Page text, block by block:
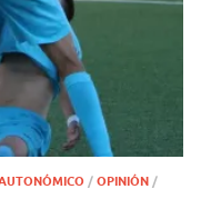
/ OPINIÓN /